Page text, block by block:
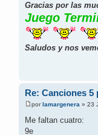
Gracias por las
Juego
Saludos y nos
Re: Canciones 5
porlamargenera » 23
Me faltan cuatro:
9e